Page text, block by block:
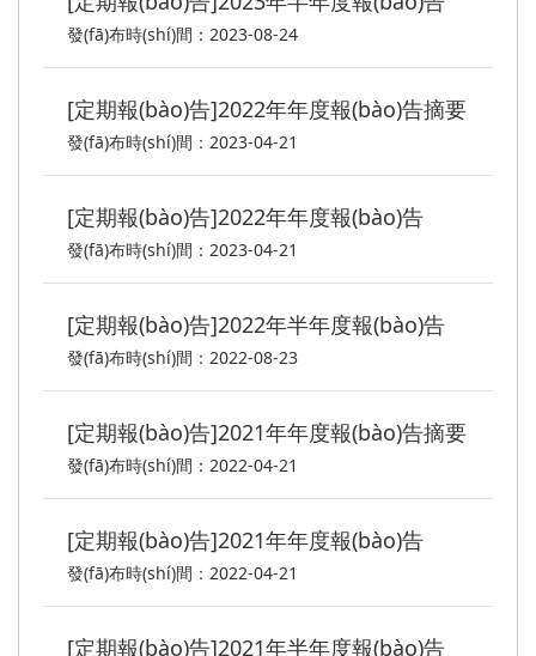
發(fā)布時(shí)間：2023-08-24
[定期報(bào)告]2022年年度報(bào)告摘要
發(fā)布時(shí)間：2023-04-21
[定期報(bào)告]2022年年度報(bào)告
發(fā)布時(shí)間：2023-04-21
[定期報(bào)告]2022年半年度報(bào)告
發(fā)布時(shí)間：2022-08-23
[定期報(bào)告]2021年年度報(bào)告摘要
發(fā)布時(shí)間：2022-04-21
[定期報(bào)告]2021年年度報(bào)告
發(fā)布時(shí)間：2022-04-21
[定期報(bào)告]2021年半年度報(bào)告